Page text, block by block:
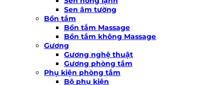
Sen âm tường
Bồn tắm
Bồn tắm Massage
Bồn tắm không Massage
Gương
Gương nghệ thuật
Gương phòng tắm
Phụ kiện phòng tắm
Bộ phụ kiện